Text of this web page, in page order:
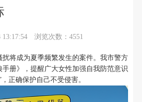
浏览次数：4551
扰将成为夏季频繁发生的案件。我市警方
册》，提醒广大女性加强自我防范意识
正确保护自己不受侵害。